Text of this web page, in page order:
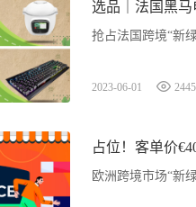
选品｜法国黑
抢占法国跨境“新
2023-06-01 2445
占位！客单价
欧洲跨境市场“新